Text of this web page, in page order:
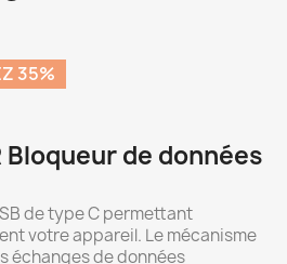
35%
Bloqueur de données
de type C permettant
votre appareil. Le mécanisme
échanges de données